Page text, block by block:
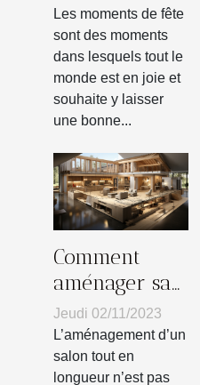
on offrir à un
proche ?
Les moments de fête
sont des moments
dans lesquels tout le
monde est en joie et
souhaite y laisser
une bonne...
Comment
aménager sa
maison tout
en longueur ?
Jeudi 02/11/2023
L’aménagement d’un
salon tout en
longueur n’est pas